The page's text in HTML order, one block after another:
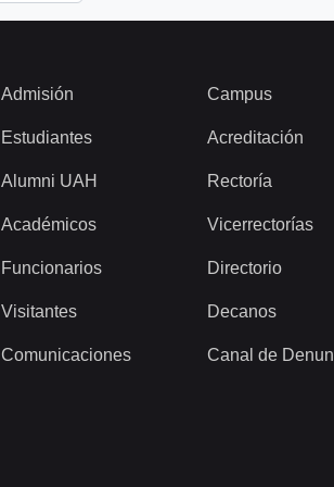
Admisión
Estudiantes
Alumni UAH
Académicos
Funcionarios
Visitantes
Comunicaciones
Campus
Acreditación
Rectoría
Vicerrectorías
Directorio
Decanos
Canal de